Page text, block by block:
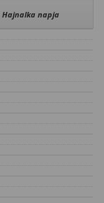
Hajnalka napja